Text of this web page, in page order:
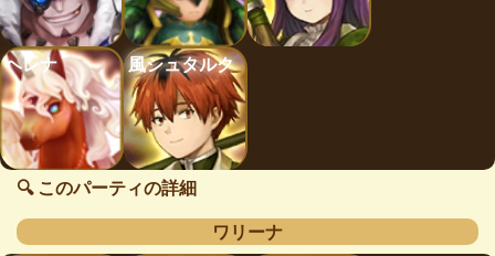
ヘレナ 風シュタルク
🔍 このパーティの詳細
ワリーナ